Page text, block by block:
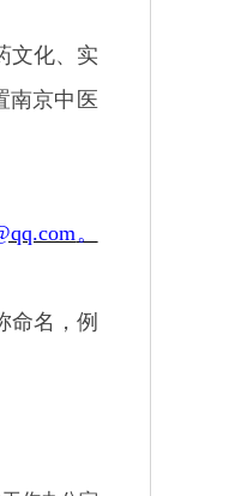
文化、实
南京中医
。
命名，例